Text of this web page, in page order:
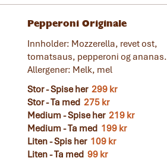
Pepperoni Originale
Innholder: Mozzerella, revet ost,
tomatsaus, pepperoni og ananas.
Allergener: Melk, mel
Stor - Spise her 299 kr
Stor - Ta med 275 kr
Medium - Spise her 219 kr
Medium - Ta med 199 kr
Liten - Spis her 109 kr
Liten - Ta med 99 kr